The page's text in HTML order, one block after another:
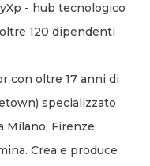
- hub tecnologico
120 dipendenti
con oltre 17 anni di
specializzato
Milano, Firenze,
Crea e produce